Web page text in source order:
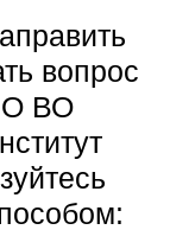
вопрос
ВО